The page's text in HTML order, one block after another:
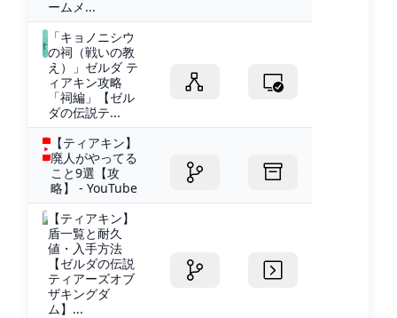
ームメ...
「キョノニシウ
の祠（戦いの教
え）」ゼルダ テ
ィアキン攻略
「祠編」【ゼル
ダの伝説テ...
【ティアキン】
廃人がやってる
こと9選【攻
略】 - YouTube
【ティアキン】
盾一覧と耐久
値・入手方法
【ゼルダの伝説
ティアーズオブ
ザキングダ
ム】...